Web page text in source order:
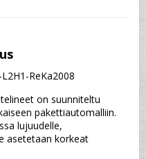
ReKa2008
on suunniteltu
pakettiautomalliin.
lujuudelle,
asetetaan korkeat